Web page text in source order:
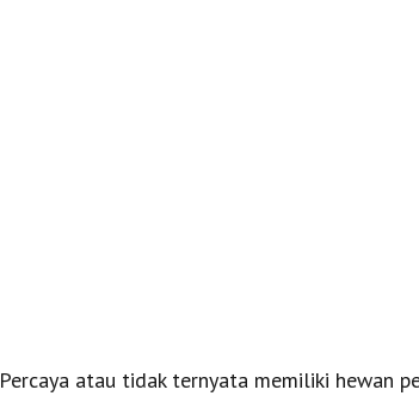
Percaya atau tidak ternyata memiliki hewan